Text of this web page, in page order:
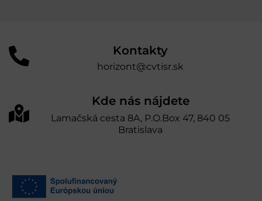
Kontakty
horizont@cvtisr.sk
Kde nás nájdete
Lamačská cesta 8A, P.O.Box 47, 840 05
Bratislava